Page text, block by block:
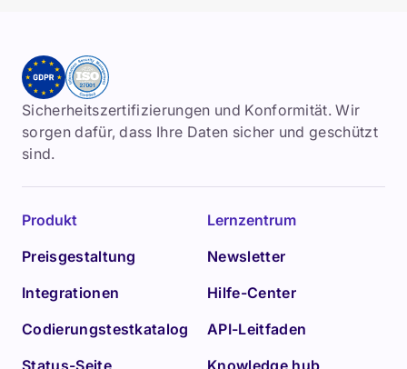
Sicherheitszertifizierungen und Konformität. Wir
sorgen dafür, dass Ihre Daten sicher und geschützt
sind.
Produkt
Preisgestaltung
Integrationen
Codierungstestkatalog
Status-Seite
Lernzentrum
Newsletter
Hilfe-Center
API-Leitfaden
Knowledge hub